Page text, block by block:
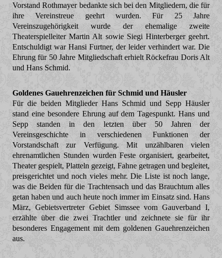
Vorstand Rothmayer bedankte sich bei den Mitgliedern, die für
ihre Vereinstreue geehrt wurden. Für 25 Jahre
Vereinszugehörigkeit wurde der ehemalige zweite
Theaterspielleiter Martin Alt sowie Siegi Hinterberger geehrt.
Entschuldigt war Hansi Furtner, der leider verhindert war. Die
Ehrung für 50 Jahre Mitgliedschaft erhielt Röckefrau Doris Alt
und Hans Schmid.
Goldenes Gauehrenzeichen für Schmid und Häusler
Für die beiden Mitglieder Hans Schmid und Sepp Häusler
stand eine besondere Ehrung auf dem Tagespunkt. Hans und
Sepp standen in den letzten über 50 Jahren der
Vereinsgeschichte in verschiedenen Funktionen der
Vorstandschaft zur Verfügung. Mit unzählbaren vielen
ehrenamtlichen Stunden wurden Feste organisiert, gearbeitet,
Theater gespielt, Platteln gezeigt, Fahne getragen und begleitet,
preisgerichtet und noch vieles mehr. Die Liste ist noch lange,
was die Beiden für die Trachtensach und das Brauchtum alles
getan haben und auch heute noch immer im Einsatz sind. Hans
März, Gebietsvertreter Gebiet Simssee vom Gauverband I,
erzählte über die zwei Trachtler und zeichnete sie für ihr
besonderes Engagement mit dem goldenen Gauehrenzeichen
aus.